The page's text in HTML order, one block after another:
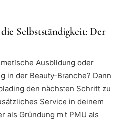
Selbstständigkeit: Der
Ausbildung oder
in der Beauty-Branche? Dann
den nächsten Schritt zu
Service in deinem
als Gründung mit PMU als